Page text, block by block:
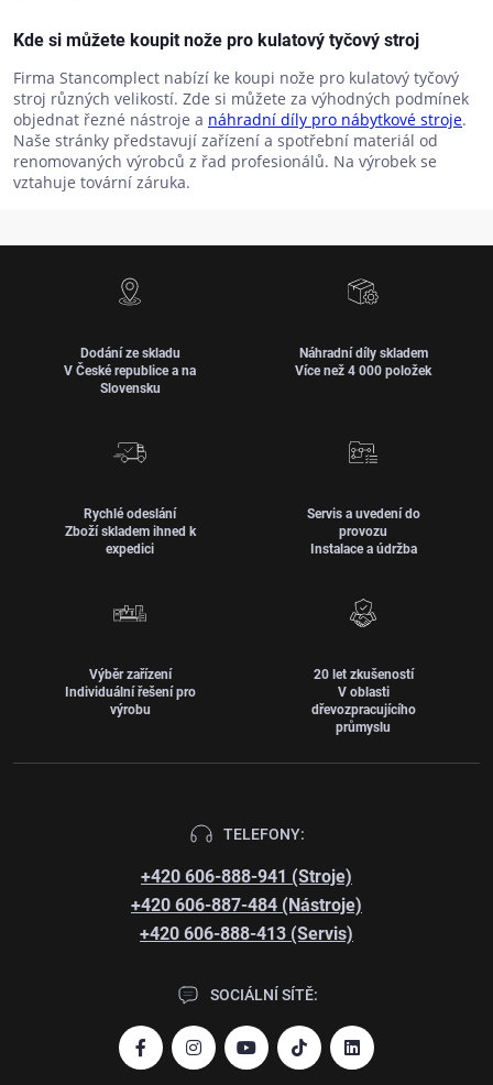
Kde si můžete koupit nože pro kulatový tyčový stroj
Firma Stancomplect nabízí ke koupi nože pro kulatový tyčový
stroj různých velikostí. Zde si můžete za výhodných podmínek
objednat řezné nástroje a náhradní díly pro nábytkové stroje.
Naše stránky představují zařízení a spotřební materiál od
renomovaných výrobců z řad profesionálů. Na výrobek se
vztahuje tovární záruka.
Dodání ze skladu
V České republice a na
Slovensku
Náhradní díly skladem
Více než 4 000 položek
Rychlé odeslání
Zboží skladem ihned k
expedici
Servis a uvedení do
provozu
Instalace a údržba
Výběr zařízení
Individuální řešení pro
výrobu
20 let zkušeností
V oblasti
dřevozpracujícího
průmyslu
TELEFONY:
+420 606-888-941 (Stroje)
+420 606-887-484 (Nástroje)
+420 606-888-413 (Servis)
SOCIÁLNÍ SÍTĚ: